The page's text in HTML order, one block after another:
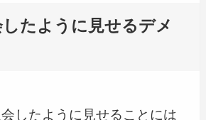
たように見せるデメ
したように見せることには